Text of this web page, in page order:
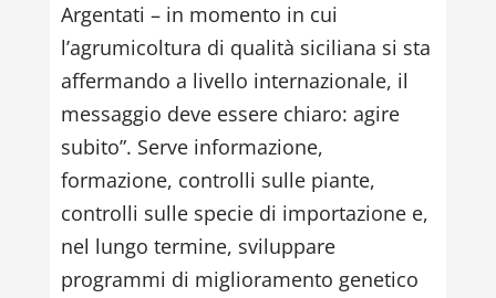
Argentati – in momento in cui
l’agrumicoltura di qualità siciliana si sta
affermando a livello internazionale, il
messaggio deve essere chiaro: agire
subito”. Serve informazione,
formazione, controlli sulle piante,
controlli sulle specie di importazione e,
nel lungo termine, sviluppare
programmi di miglioramento genetico